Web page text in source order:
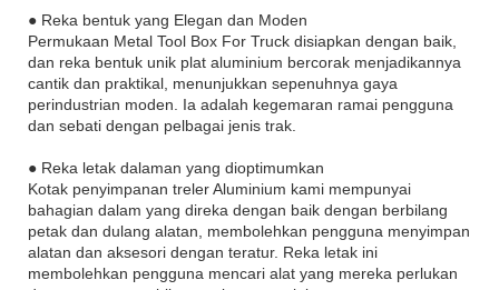
● Reka bentuk yang Elegan dan Moden
Permukaan Metal Tool Box For Truck disiapkan dengan baik,
dan reka bentuk unik plat aluminium bercorak menjadikannya
cantik dan praktikal, menunjukkan sepenuhnya gaya
perindustrian moden. Ia adalah kegemaran ramai pengguna
dan sebati dengan pelbagai jenis trak.
● Reka letak dalaman yang dioptimumkan
Kotak penyimpanan treler Aluminium kami mempunyai
bahagian dalam yang direka dengan baik dengan berbilang
petak dan dulang alatan, membolehkan pengguna menyimpan
alatan dan aksesori dengan teratur. Reka letak ini
membolehkan pengguna mencari alat yang mereka perlukan